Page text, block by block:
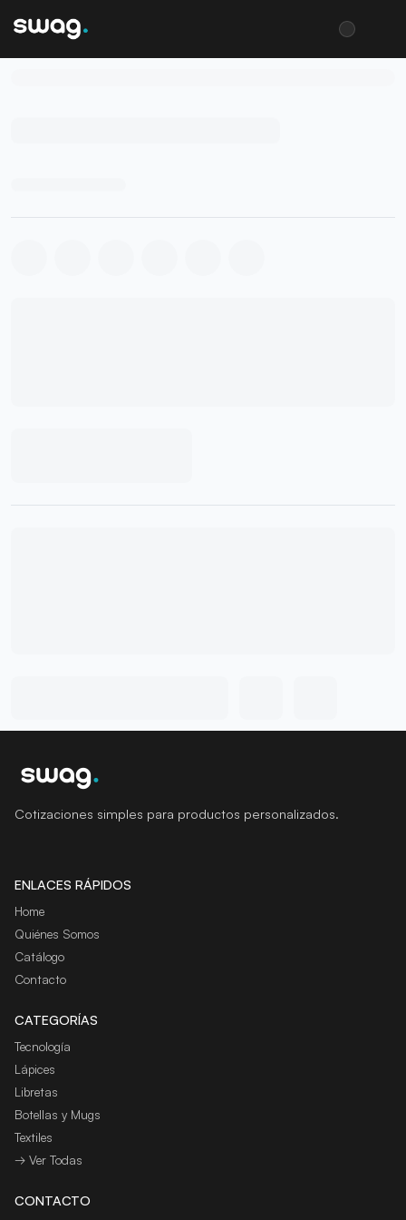
Cotizaciones simples para productos personalizados.
ENLACES RÁPIDOS
Home
Quiénes Somos
Catálogo
Contacto
CATEGORÍAS
Tecnología
Lápices
Libretas
Botellas y Mugs
Textiles
→ Ver Todas
CONTACTO